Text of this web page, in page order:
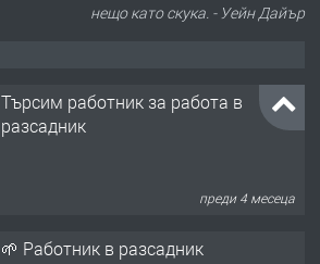
нещо като скука. - Уейн Дайър
Търсим работник за работа в
разсадник
преди 4 месеца
🌱 Работник в разсадник